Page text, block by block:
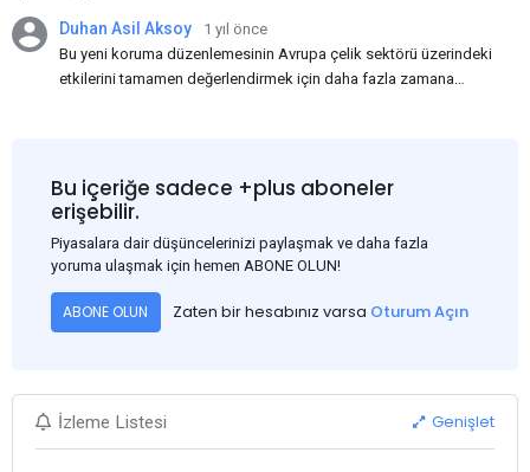
Duhan Asil Aksoy
1 yıl önce
Bu yeni koruma düzenlemesinin Avrupa çelik sektörü üzerindeki
etkilerini tamamen değerlendirmek için daha fazla zamana
Bu içeriğe sadece +plus aboneler
erişebilir.
Piyasalara dair düşüncelerinizi paylaşmak ve daha fazla
yoruma ulaşmak için hemen ABONE OLUN!
ABONE OLUN Zaten bir hesabınız varsa Oturum Açın
İzleme Listesi Genişlet